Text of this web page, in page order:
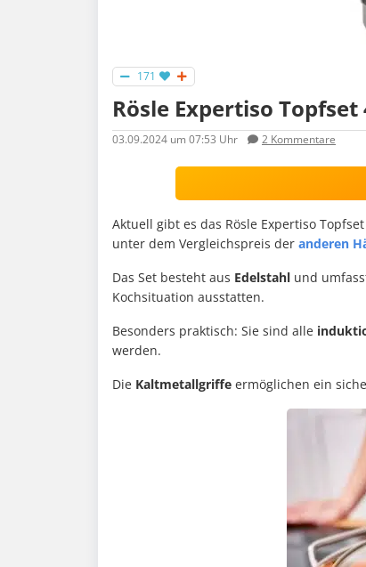
171
Rösle Expertiso
03.09.2024 um 07:53 Uhr 2 Kommentare
Aktuell gibt es das Rösle Expertiso
unter dem Vergleichspreis der anderen
Das Set besteht aus Edelstahl und
Kochsituation ausstatten.
Besonders praktisch: Sie sind alle
werden.
Die Kaltmetallgriffe ermöglichen ein